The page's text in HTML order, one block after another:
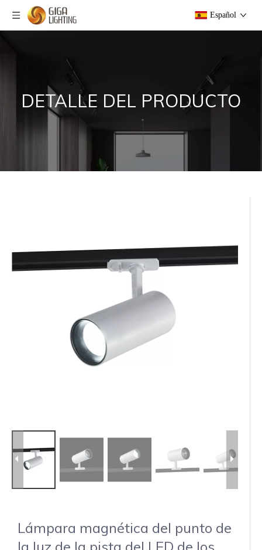
Español
DETALLE DEL PRODUCTO
Lámpara magnética del punto de
la luz de la pista del LED de los